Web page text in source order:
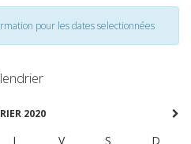
pour les dates selectionnées
2020
J V S
D